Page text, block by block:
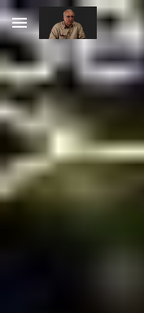
Skip to main content